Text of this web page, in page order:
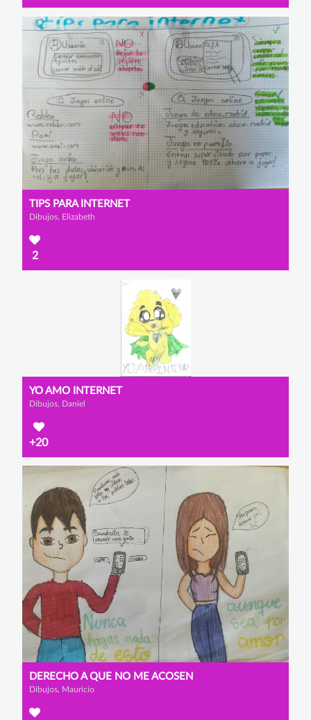
TIPS PARA INTERNET
Dibujos, Elizabeth
2
YO AMO INTERNET
Dibujos, Daniel
+20
DERECHO A QUE NO ME ACOSEN
Dibujos, Mauricio